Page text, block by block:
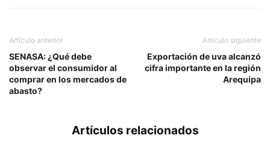
Artículo anterior
SENASA: ¿Qué debe
observar el consumidor al
comprar en los mercados de
abasto?
Artículo siguiente
Exportación de uva alcanzó
cifra importante en la región
Arequipa
Artículos relacionados